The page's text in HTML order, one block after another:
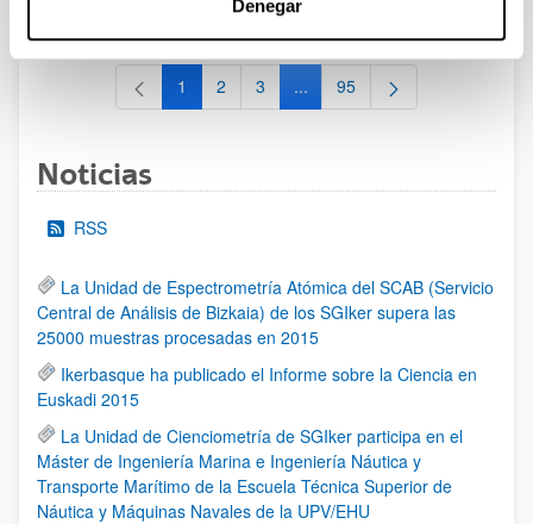
Denegar
al 30/07/2026 (ambos incluídos)
Página
1 Página
2 Página
3 ...Páginas intermedias Use TAB
Página
95
Noticias
RSS
La Unidad de Espectrometría Atómica del SCAB (Servicio
Central de Análisis de Bizkaia) de los SGIker supera las
25000 muestras procesadas en 2015
Ikerbasque ha publicado el Informe sobre la Ciencia en
Euskadi 2015
La Unidad de Cienciometría de SGIker participa en el
Máster de Ingeniería Marina e Ingeniería Náutica y
Transporte Marítimo de la Escuela Técnica Superior de
Náutica y Máquinas Navales de la UPV/EHU